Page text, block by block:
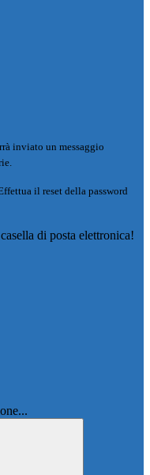
inviato un messaggio
il reset della password
di posta elettronica!